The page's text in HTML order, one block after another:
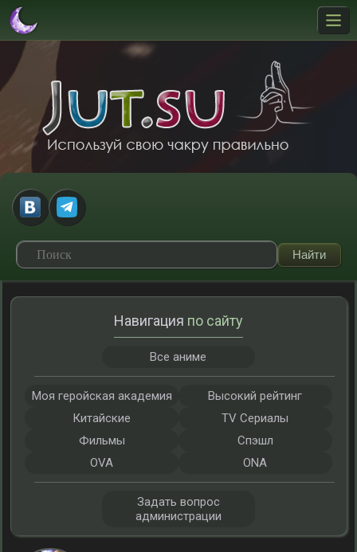
Навигация по сайту
Все аниме
Моя геройская академия
Высокий рейтинг
Китайские
TV Сериалы
Фильмы
Спэшл
OVA
ONA
Задать вопрос
администрации